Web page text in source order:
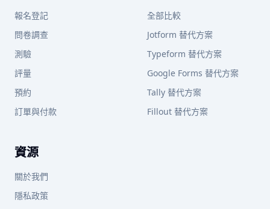
報名登記
問卷調查
測驗
評量
預約
訂單與付款
全部比較
Jotform 替代方案
Typeform 替代方案
Google Forms 替代方案
Tally 替代方案
Fillout 替代方案
資源
關於我們
隱私政策